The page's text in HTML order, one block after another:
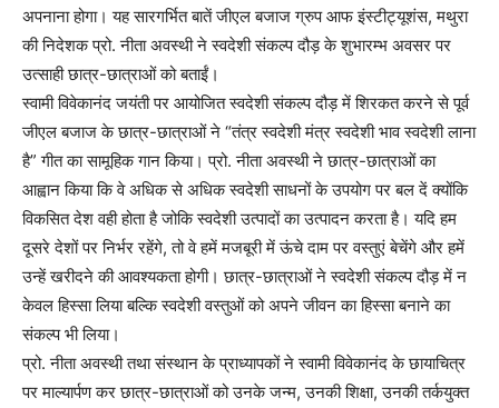
अपनाना होगा। यह सारगर्भित बातें जीएल बजाज ग्रुप आफ इंस्टीट्यूशंस, मथुरा
की निदेशक प्रो. नीता अवस्थी ने स्वदेशी संकल्प दौड़ के शुभारम्भ अवसर पर
उत्साही छात्र-छात्राओं को बताईं।
स्वामी विवेकानंद जयंती पर आयोजित स्वदेशी संकल्प दौड़ में शिरकत करने से पूर्व
जीएल बजाज के छात्र-छात्राओं ने “तंत्र स्वदेशी मंत्र स्वदेशी भाव स्वदेशी लाना
है” गीत का सामूहिक गान किया। प्रो. नीता अवस्थी ने छात्र-छात्राओं का
आह्वान किया कि वे अधिक से अधिक स्वदेशी साधनों के उपयोग पर बल दें क्योंकि
विकसित देश वही होता है जोकि स्वदेशी उत्पादों का उत्पादन करता है। यदि हम
दूसरे देशों पर निर्भर रहेंगे, तो वे हमें मजबूरी में ऊंचे दाम पर वस्तुएं बेचेंगे और हमें
उन्हें खरीदने की आवश्यकता होगी। छात्र-छात्राओं ने स्वदेशी संकल्प दौड़ में न
केवल हिस्सा लिया बल्कि स्वदेशी वस्तुओं को अपने जीवन का हिस्सा बनाने का
संकल्प भी लिया।
प्रो. नीता अवस्थी तथा संस्थान के प्राध्यापकों ने स्वामी विवेकानंद के छायाचित्र
पर माल्यार्पण कर छात्र-छात्राओं को उनके जन्म, उनकी शिक्षा, उनकी तर्कयुक्त